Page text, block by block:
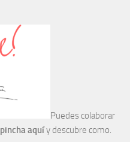
Puedes colaborar
pincha aquíy descubre como.